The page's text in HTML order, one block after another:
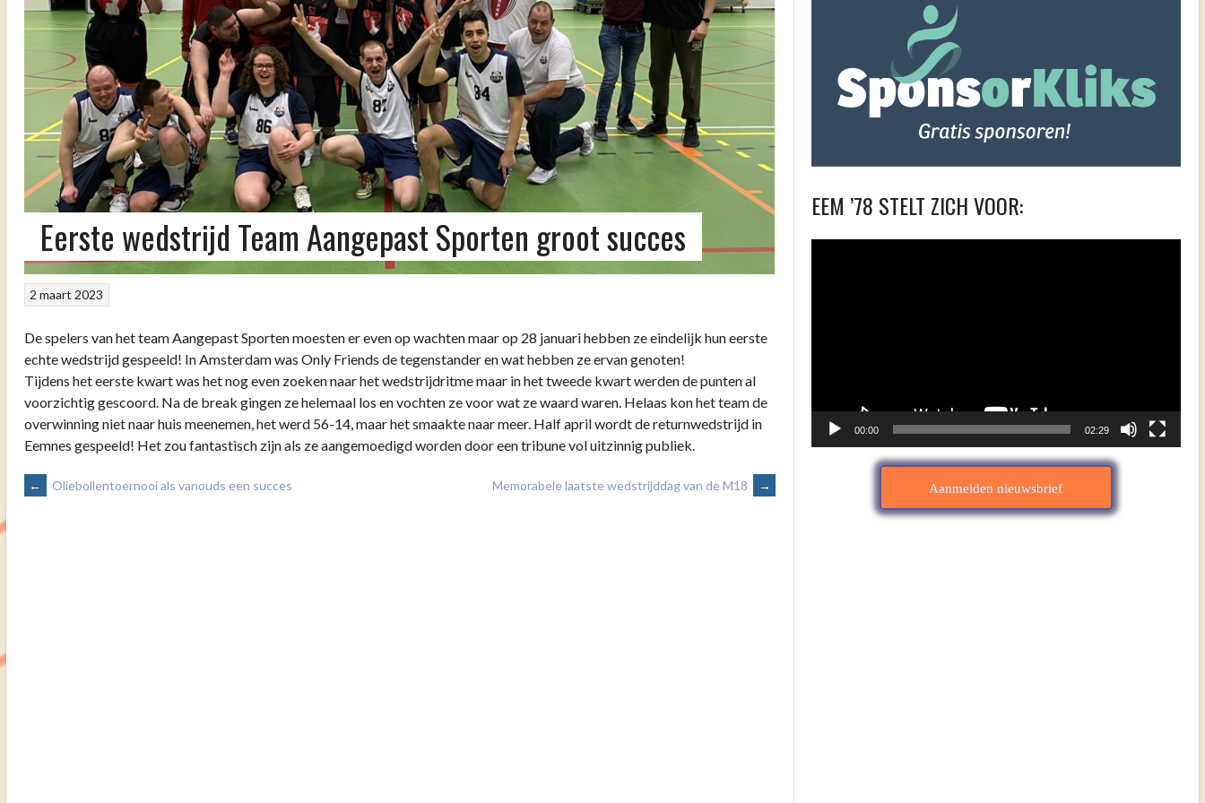
Eerste wedstrijd Team Aangepast Sporten groot succes
2 maart 2023
De spelers van het team Aangepast Sporten moesten er even op wachten maar op 28 januari hebben ze eindelijk hun eerste
echte wedstrijd gespeeld! In Amsterdam was Only Friends de tegenstander en wat hebben ze ervan genoten!
Tijdens het eerste kwart was het nog even zoeken naar het wedstrijdritme maar in het tweede kwart werden de punten al
voorzichtig gescoord. Na de break gingen ze helemaal los en vochten ze voor wat ze waard waren. Helaas kon het team de
overwinning niet naar huis meenemen, het werd 56-14, maar het smaakte naar meer. Half april wordt de returnwedstrijd in
Eemnes gespeeld! Het zou fantastisch zijn als ze aangemoedigd worden door een tribune vol uitzinnig publiek.
BERICHTNAVIGATIE
← Oliebollentoernooi als vanouds een succes Memorabele laatste wedstrijddag van de M18 →
EEM ’78 STELT ZICH VOOR:
00:00 02:29
Aanmelden nieuwsbrief